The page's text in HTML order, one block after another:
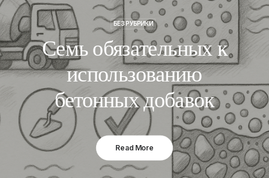
БЕЗ РУБРИКИ
Семь обязательных к
использованию
бетонных добавок
Read More